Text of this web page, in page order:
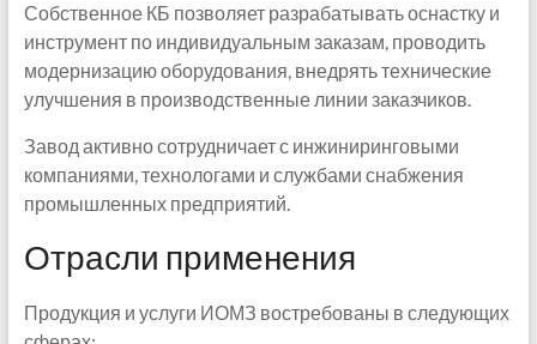
Собственное КБ позволяет разрабатывать оснастку и
инструмент по индивидуальным заказам, проводить
модернизацию оборудования, внедрять технические
улучшения в производственные линии заказчиков.
Завод активно сотрудничает с инжиниринговыми
компаниями, технологами и службами снабжения
промышленных предприятий.
Отрасли применения
Продукция и услуги ИОМЗ востребованы в следующих